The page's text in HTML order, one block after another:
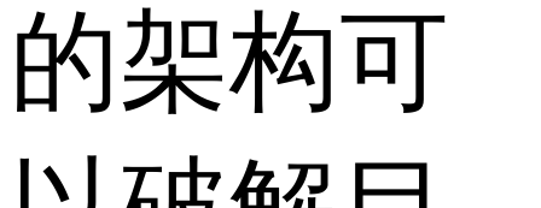
的架构可